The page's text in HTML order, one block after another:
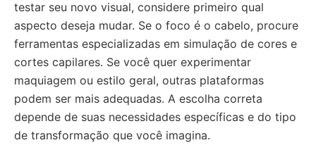
testar seu novo visual, considere primeiro qual
aspecto deseja mudar. Se o foco é o cabelo, procure
ferramentas especializadas em simulação de cores e
cortes capilares. Se você quer experimentar
maquiagem ou estilo geral, outras plataformas
podem ser mais adequadas. A escolha correta
depende de suas necessidades específicas e do tipo
de transformação que você imagina.